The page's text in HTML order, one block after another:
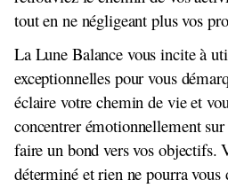
tout en ne négligeant plus vos
La Lune Balance vous incite à
exceptionnelles pour vous
éclaire votre chemin de vie et
concentrer émotionnellement
faire un bond vers vos objectifs.
déterminé et rien ne pourra vous